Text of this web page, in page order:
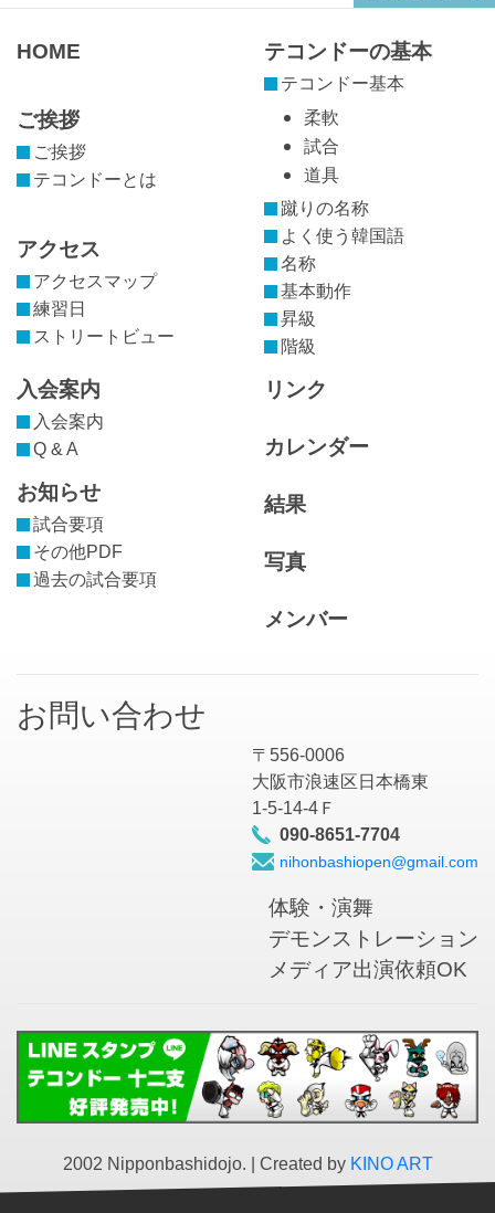
HOME
ご挨拶
ご挨拶
テコンドーとは
アクセス
アクセスマップ
練習日
ストリートビュー
テコンドーの基本
テコンドー基本
柔軟
試合
道具
蹴りの名称
よく使う韓国語
名称
基本動作
昇級
階級
入会案内
入会案内
Q & A
お知らせ
試合要項
その他PDF
過去の試合要項
リンク
カレンダー
結果
写真
メンバー
お問い合わせ
〒556-0006
大阪市浪速区日本橋東
1-5-14-4Ｆ
090-8651-7704
nihonbashiopen@gmail.com
体験・演舞
デモンストレーション
メディア出演依頼OK
2002 Nipponbashidojo. | Created by KINO ART